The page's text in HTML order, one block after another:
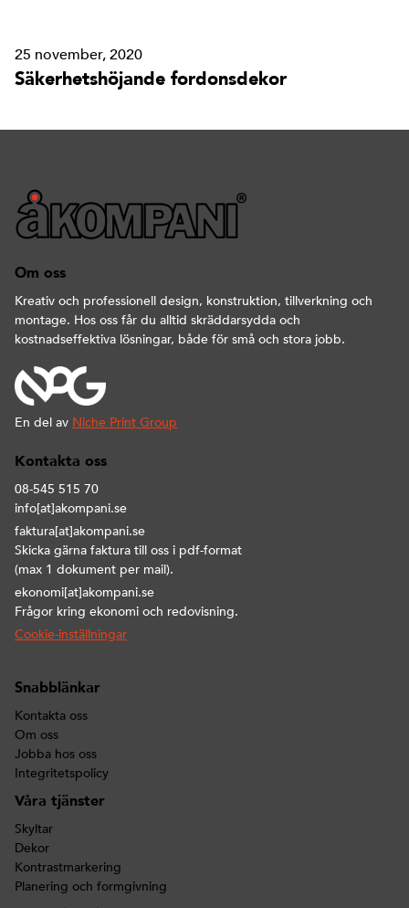
25 november, 2020
Säkerhetshöjande fordonsdekor
Om oss
Kreativ och professionell design, konstruktion, tillverkning och
montage. Hos oss får du alltid skräddarsydda och
kostnadseffektiva lösningar, både för små och stora jobb.
En del av Niche Print Group
Kontakta oss
08-545 515 70
info[at]akompani.se
faktura[at]akompani.se
Skicka gärna faktura till oss i pdf-format
(max 1 dokument per mail).
ekonomi[at]akompani.se
Frågor kring ekonomi och redovisning.
Cookie-inställningar
Snabblänkar
Kontakta oss
Om oss
Jobba hos oss
Integritetspolicy
Våra tjänster
Skyltar
Dekor
Kontrastmarkering
Planering och formgivning